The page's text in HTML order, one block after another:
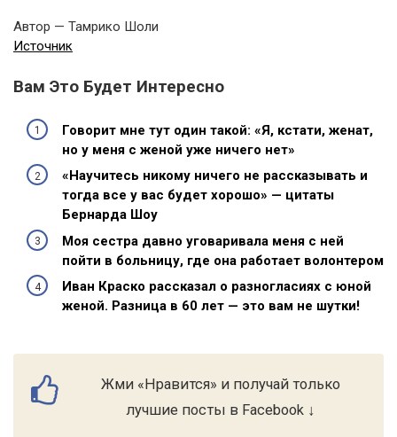
Автор — Тамрико Шоли
Источник
Вам Это Будет Интересно
Говорит мне тут один такой: «Я, кстати, женат,
но у меня с женой уже ничего нет»
«Научитесь никому ничего не рассказывать и
тогда все у вас будет хорошо» — цитаты
Бернарда Шоу
Моя сестра давно уговаривала меня с ней
пойти в больницу, где она работает волонтером
Иван Краско рассказал о разногласиях с юной
женой. Разница в 60 лет — это вам не шутки!
Жми «Нравится» и получай только
лучшие посты в Facebook ↓